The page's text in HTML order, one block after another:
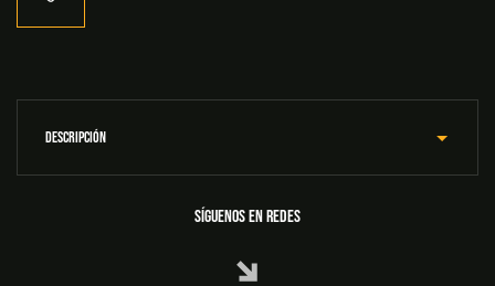
2026
2026
DESCRIPCIÓN
SÍGUENOS EN REDES